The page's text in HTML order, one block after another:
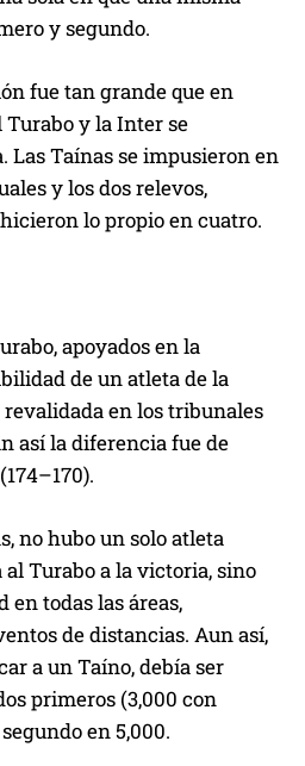
y segundo.
fue tan grande que en
Turabo y la Inter se
Las Taínas se impusieron en
y los dos relevos,
lo propio en cuatro.
apoyados en la
de un atleta de la
en los tribunales
así la diferencia fue de
no hubo un solo atleta
Turabo a la victoria, sino
en todas las áreas,
de distancias. Aun así,
a un Taíno, debía ser
primeros (3,000 con
en 5,000.